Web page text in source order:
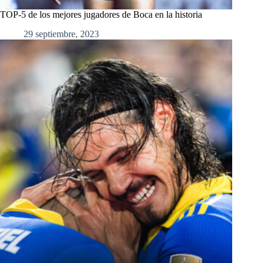
TOP-5 de los mejores jugadores de Boca en la historia
29 septiembre, 2023